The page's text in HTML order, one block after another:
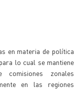
en materia de política
lo cual se mantiene
zonales
en las regiones